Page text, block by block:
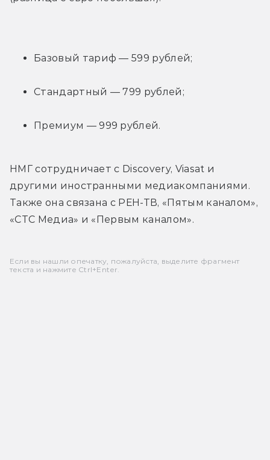
Базовый тариф — 599 рублей;
Стандартный — 799 рублей;
Премиум — 999 рублей.
НМГ сотрудничает с Discovery, Viasat и
другими иностранными медиакомпаниями.
Также она связана с РЕН-ТВ, «Пятым каналом»,
«СТС Медиа» и «Первым каналом».
Если вы нашли опечатку, пожалуйста, выделите фрагмент
текста и нажмите Ctrl+Enter.